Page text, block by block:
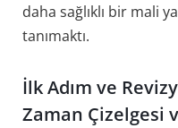
daha sağlıklı bir mali
tanımaktı.
İlk Adım ve
Zaman Çizelgesi